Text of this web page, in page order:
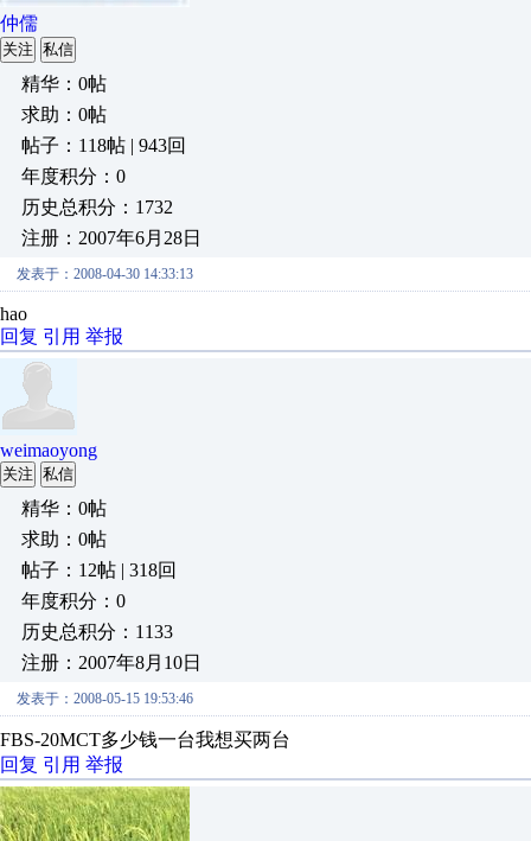
仲儒
关注 私信
精华：0帖
求助：0帖
帖子：118帖 | 943回
年度积分：0
历史总积分：1732
注册：2007年6月28日
发表于：2008-04-30 14:33:13
hao
回复 引用 举报
weimaoyong
关注 私信
精华：0帖
求助：0帖
帖子：12帖 | 318回
年度积分：0
历史总积分：1133
注册：2007年8月10日
发表于：2008-05-15 19:53:46
FBS-20MCT多少钱一台我想买两台
回复 引用 举报